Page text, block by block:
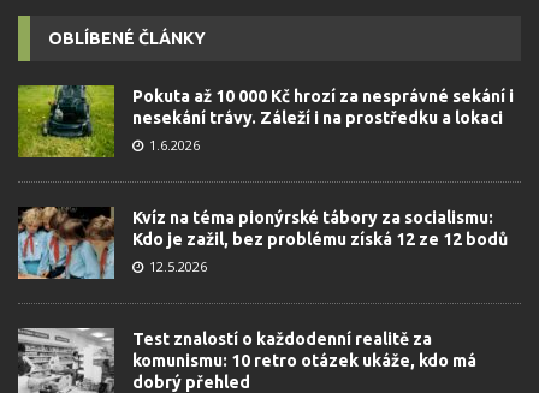
OBLÍBENÉ ČLÁNKY
Pokuta až 10 000 Kč hrozí za nesprávné sekání i
nesekání trávy. Záleží i na prostředku a lokaci
1.6.2026
Kvíz na téma pionýrské tábory za socialismu:
Kdo je zažil, bez problému získá 12 ze 12 bodů
12.5.2026
Test znalostí o každodenní realitě za
komunismu: 10 retro otázek ukáže, kdo má
dobrý přehled